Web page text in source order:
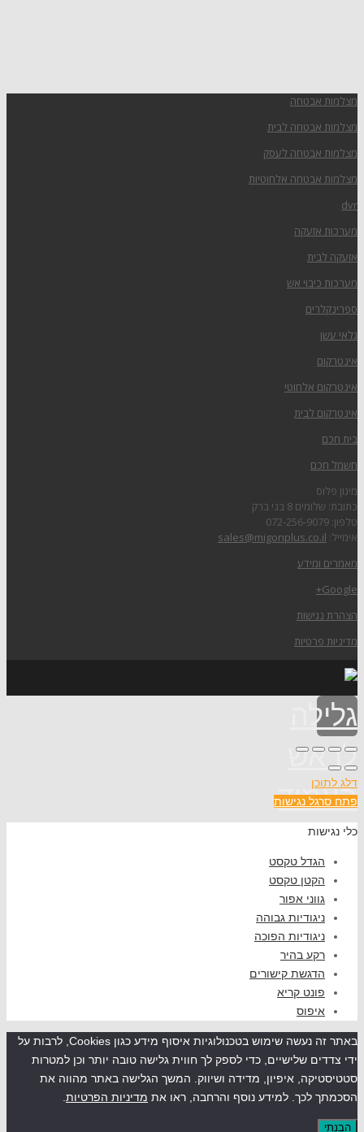
מצלמות אבטחה
מצלמות אבטחה לבית
מצלמות אבטחה לעסק
מצלמות אבטחה אלחוטיות
dvr
מערכות אזעקה
אזעקה לבית
מערכות כיבוי אש
ספרינקלרים
גלאי עשן
אינטרקום
אינטרקום אלחוטי
אינטרקום לבית
בית חכם
חשמל חכם
מיגון פלוס
כתובת: שלומים 8 בני ברק
טלפון: 072-256-9079
אימייל: sales@migonplus.co.il
מאמרים ומידע
Google+
הצהרת נגישות
מדיניות פרטיות
גלילה
לראש
העמוד
דלג לתוכן
פתח סרגל נגישות
כלי נגישות
הגדל טקסט
הקטן טקסט
גווני אפור
ניגודיות גבוהה
ניגודיות הפוכה
רקע בהיר
הדגשת קישורים
פונט קריא
איפוס
באתר זה נעשה שימוש בטכנולוגיות איסוף מידע כגון Cookies, לרבות על
ידי צדדים שלישיים, כדי לספק לך חווית גלישה טובה יותר וכן למטרות
סטטיסטיקה, איפיון, מדידה ושיווק. המשך הגלישה באתר מהווה את
הסכמתך לכך. למידע נוסף והרחבה, ראו את מדיניות הפרטיות
הבנתי